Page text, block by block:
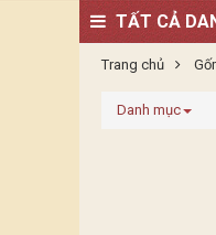
TẤT CẢ
Trang chủ
Danh mục